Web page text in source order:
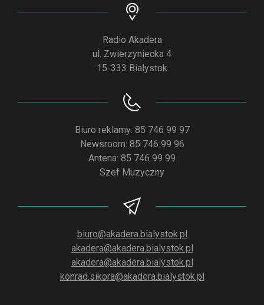
Radio Akadera
ul. Zwierzyniecka 4
15-333 Białystok
Biuro reklamy: 85 746 99 97
Newsroom: 85 746 99 96
Antena: 85 746 99 99
Szef Muzyczny
biuro@akadera.bialystok.pl
akadera@akadera.bialystok.pl
akadera@akadera.bialystok.pl
konrad.sikora@akadera.bialystok.pl